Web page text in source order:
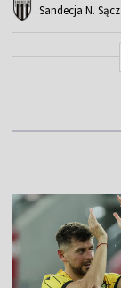
Sandecja N. Sącz